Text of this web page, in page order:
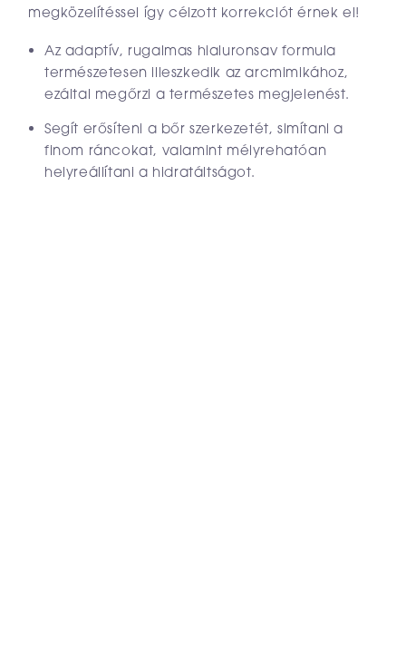
megközelítéssel így célzott korrekciót érnek el!
Az adaptív, rugalmas hialuronsav formula
természetesen illeszkedik az arcmimikához,
ezáltal megőrzi a természetes megjelenést.
Segít erősíteni a bőr szerkezetét, simítani a
finom ráncokat, valamint mélyrehatóan
helyreállítani a hidratáltságot.